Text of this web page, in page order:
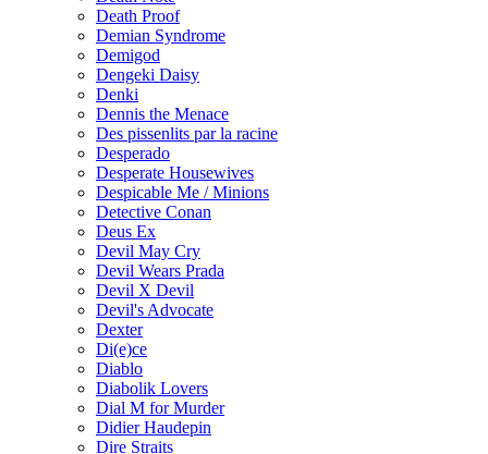
Death Proof
Demian Syndrome
Demigod
Dengeki Daisy
Denki
Dennis the Menace
Des pissenlits par la racine
Desperado
Desperate Housewives
Despicable Me / Minions
Detective Conan
Deus Ex
Devil May Cry
Devil Wears Prada
Devil X Devil
Devil's Advocate
Dexter
Di(e)ce
Diablo
Diabolik Lovers
Dial M for Murder
Didier Haudepin
Dire Straits